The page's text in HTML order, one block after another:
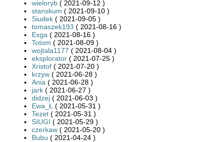
wieloryb ( 2021-09-12 )
stanskum ( 2021-09-10 )
Siudek ( 2021-09-05 )
tomaszek193 ( 2021-08-16 )
Exga ( 2021-08-16 )
Totom ( 2021-08-09 )
wojtala1177 ( 2021-08-04 )
eksplorator ( 2021-07-25 )
Xristof ( 2021-07-20 )
krzyw ( 2021-06-28 )
Ania ( 2021-06-28 )
jark ( 2021-06-27 )
didzej ( 2021-06-03 )
Ewa_Ł ( 2021-05-31 )
Tezet ( 2021-05-31 )
SIUGI ( 2021-05-29 )
czerkaw ( 2021-05-20 )
Bubu ( 2021-04-24 )